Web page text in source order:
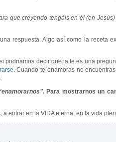
que creyendo tengáis en él (en
respuesta. Algo así como la receta
podríamos decir que la fe es una
. Cuando te enamoras no
. Para mostrarnos un
entrar en la VIDA eterna, en la vida